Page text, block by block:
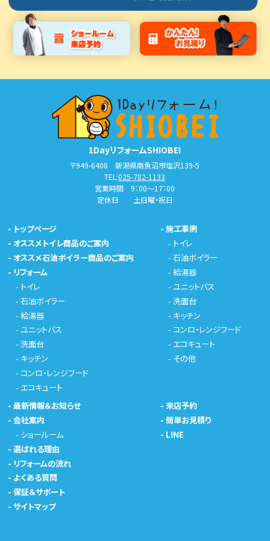
1DayリフォームSHIOBEI
〒949-6408 新潟県南魚沼市塩沢139-5
TEL:025-782-1133
営業時間 9：00～17：00
定休日 土日曜・祝日
- トップページ
- オススメトイレ商品のご案内
- オススメ石油ボイラー商品のご案内
- リフォーム
- トイレ
-石油ボイラー
- 給湯器
- ユニットバス
-洗面台
- キッチン
- コンロ・レンジフード
- エコキュート
-施工事例
- トイレ
-石油ボイラー
- 給湯器
- ユニットバス
-洗面台
- キッチン
- コンロ・レンジフード
- エコキュート
- その他
-最新情報＆お知らせ
-会社案内
- ショールーム
-選ばれる理由
- リフォームの流れ
- よくある質問
-保証＆サポート
-サイトマップ
-来店予約
-簡単お見積り
- LINE